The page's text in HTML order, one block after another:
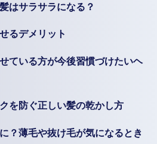
はサラサラになる？
るデメリット
ている方が今後習慣づけたいヘ
を防ぐ正しい髪の乾かし方
？薄毛や抜け毛が気になるとき